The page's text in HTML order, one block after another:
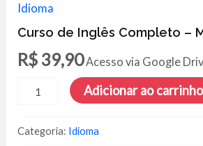
Idioma
Curso de Inglês Completo –
R$ 39,90Acesso via Google
Completo
-
Adicionar ao carrinho
Categoria: Idioma